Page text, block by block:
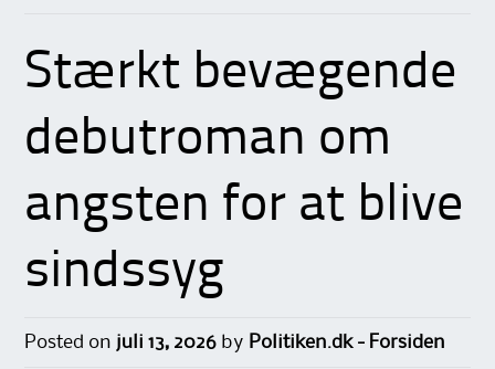
Stærkt bevægende
debutroman om
angsten for at blive
sindssyg
Posted on juli 13, 2026 by Politiken.dk - Forsiden